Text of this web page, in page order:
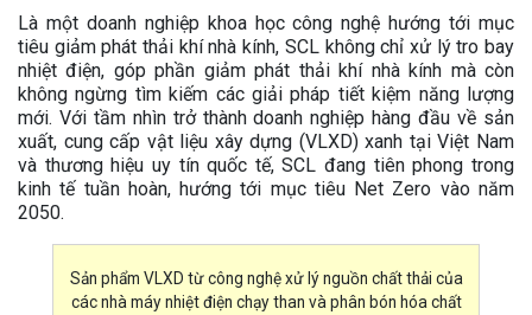
Là một doanh nghiệp khoa học công nghệ hướng tới mục
tiêu giảm phát thải khí nhà kính, SCL không chỉ xử lý tro bay
nhiệt điện, góp phần giảm phát thải khí nhà kính mà còn
không ngừng tìm kiếm các giải pháp tiết kiệm năng lượng
mới. Với tầm nhìn trở thành doanh nghiệp hàng đầu về sản
xuất, cung cấp vật liệu xây dựng (VLXD) xanh tại Việt Nam
và thương hiệu uy tín quốc tế, SCL đang tiên phong trong
kinh tế tuần hoàn, hướng tới mục tiêu Net Zero vào năm
2050.
Sản phẩm VLXD từ công nghệ xử lý nguồn chất thải của
các nhà máy nhiệt điện chạy than và phân bón hóa chất